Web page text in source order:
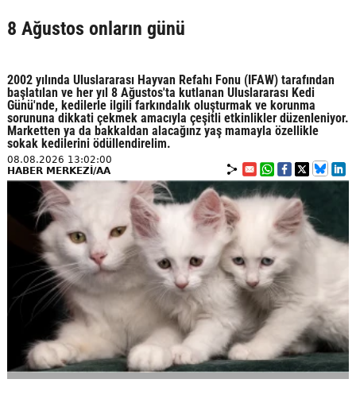
8 Ağustos onların günü
2002 yılında Uluslararası Hayvan Refahı Fonu (IFAW) tarafından
başlatılan ve her yıl 8 Ağustos'ta kutlanan Uluslararası Kedi
Günü'nde, kedilerle ilgili farkındalık oluşturmak ve korunma
sorununa dikkati çekmek amacıyla çeşitli etkinlikler düzenleniyor.
Marketten ya da bakkaldan alacağınz yaş mamayla özellikle
sokak kedilerini ödüllendirelim.
08.08.2026 13:02:00
HABER MERKEZİ/AA